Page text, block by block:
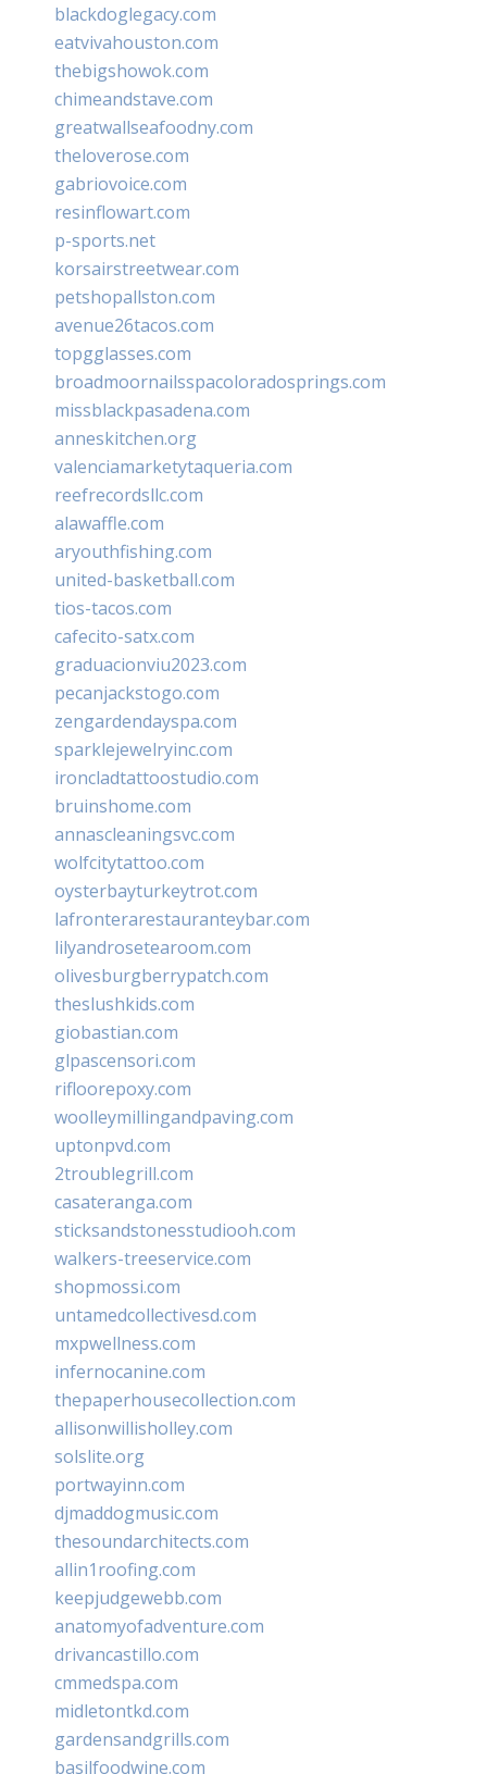
blackdoglegacy.com
eatvivahouston.com
thebigshowok.com
chimeandstave.com
greatwallseafoodny.com
theloverose.com
gabriovoice.com
resinflowart.com
p-sports.net
korsairstreetwear.com
petshopallston.com
avenue26tacos.com
topgglasses.com
broadmoornailsspacoloradosprings.com
missblackpasadena.com
anneskitchen.org
valenciamarketytaqueria.com
reefrecordsllc.com
alawaffle.com
aryouthfishing.com
united-basketball.com
tios-tacos.com
cafecito-satx.com
graduacionviu2023.com
pecanjackstogo.com
zengardendayspa.com
sparklejewelryinc.com
ironcladtattoostudio.com
bruinshome.com
annascleaningsvc.com
wolfcitytattoo.com
oysterbayturkeytrot.com
lafronterarestauranteybar.com
lilyandrosetearoom.com
olivesburgberrypatch.com
theslushkids.com
giobastian.com
glpascensori.com
rifloorepoxy.com
woolleymillingandpaving.com
uptonpvd.com
2troublegrill.com
casateranga.com
sticksandstonesstudiooh.com
walkers-treeservice.com
shopmossi.com
untamedcollectivesd.com
mxpwellness.com
infernocanine.com
thepaperhousecollection.com
allisonwillisholley.com
solslite.org
portwayinn.com
djmaddogmusic.com
thesoundarchitects.com
allin1roofing.com
keepjudgewebb.com
anatomyofadventure.com
drivancastillo.com
cmmedspa.com
midletontkd.com
gardensandgrills.com
basilfoodwine.com